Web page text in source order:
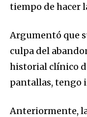
Join our
of the
To subscribe, simply
the subscribe button
tiempo de hacer
Argumentó que
culpa del
historial clínico
pantallas, tengo
Anteriormente,